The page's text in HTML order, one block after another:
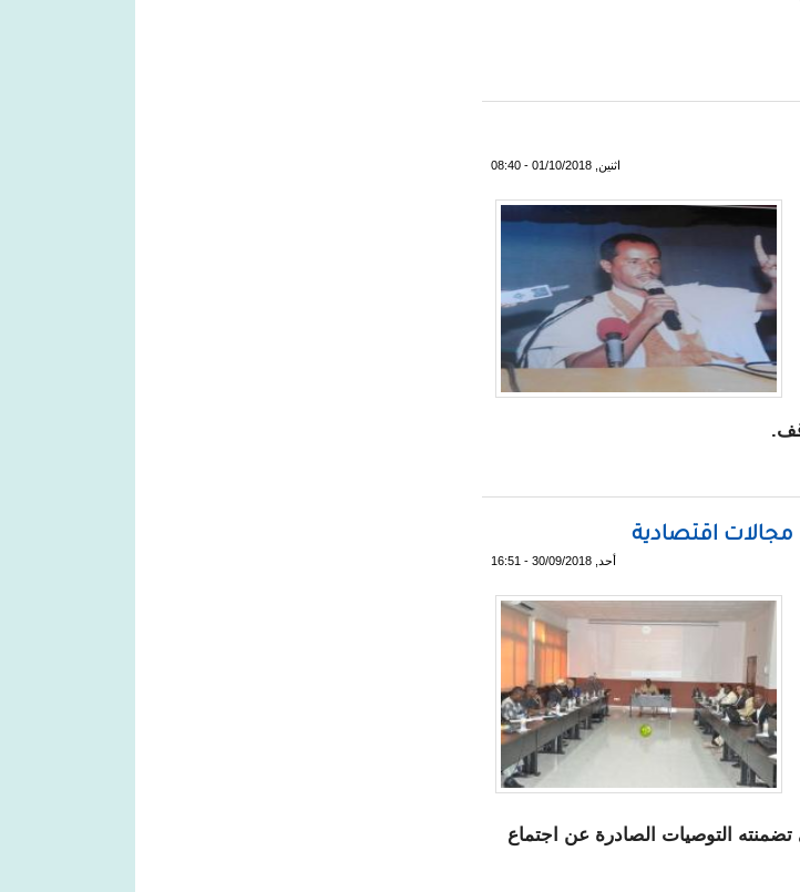
في موريتانيا
اثنين, 01/10/2018 - 08:40
اقتصادية
أحد, 30/09/2018 - 16:51
التوصيات الصادرة عن اجتماع